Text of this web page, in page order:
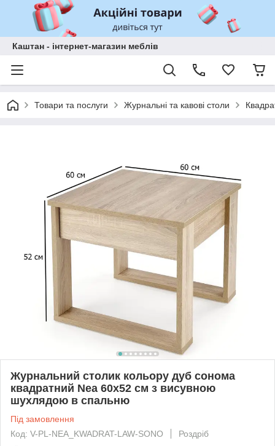
Каштан - інтернет-магазин меблів
Товари та послуги Журнальні та кавові столи
Журнальний столик кольору дуб сонома
квадратний Nea 60х52 см з висувною
шухлядою в спальню
Під замовлення
Код: V-PL-NEA_KWADRAT-LAW-SONO
Роздріб